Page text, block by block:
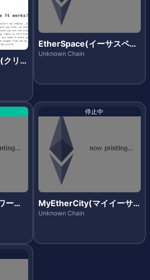
リプ
EtherSpace(イーサスペー
ス)
Unknown Chain
ール
停止中
MyEtherCity(マイイーサ
シティー)
Unknown Chain